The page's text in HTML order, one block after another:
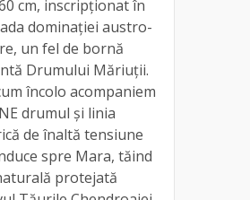
cm, inscripţionat în
dominaţiei austro-
un fel de bornă
Drumului Măriuţii.
încolo acompaniem
drumul şi linia
de înaltă tensiune
spre Mara, tăind
protejată